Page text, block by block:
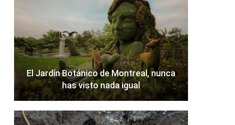
El Jardín Botánico de Montreal, nunca
has visto nada igual